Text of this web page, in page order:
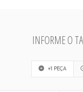
INFORME O
+1 PEÇA